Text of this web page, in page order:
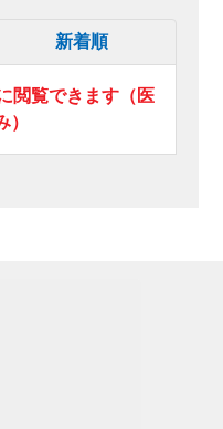
新着順
閲覧できます（医
）